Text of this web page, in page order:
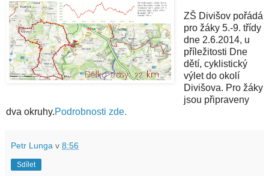
ZŠ Divišov pořádá
pro žáky 5.-9. třídy
dne 2.6.2014, u
příležitosti Dne
dětí, cyklistický
výlet do okolí
Divišova. Pro žáky
jsou připraveny
dva okruhy.Podrobnosti zde.
Petr Lunga v 8:56
Sdílet